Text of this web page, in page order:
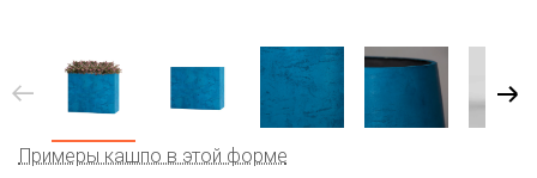
Примеры кашпо в этой форме